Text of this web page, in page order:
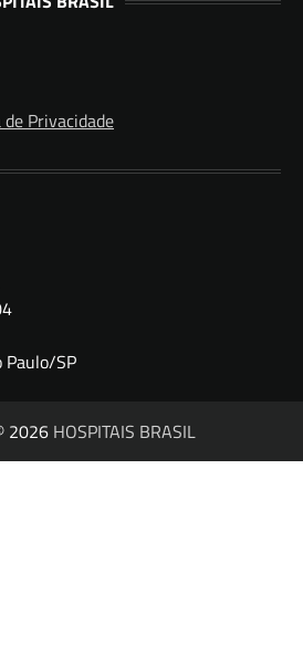
Privacidade
Paulo/SP
2026 HOSPITAIS BRASIL